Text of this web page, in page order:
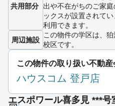
共用部分
出や不在がちのご家
ックスが設置されて
利用できます。
周辺施設
この物件の学区は、
校区です。
この物件の取り扱い不動
ハウスコム 登戸店
エスポワール喜多見 ***号